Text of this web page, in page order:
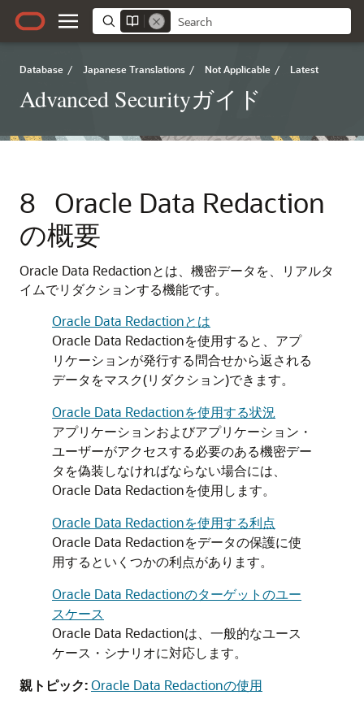
Database / Japanese Translations / Not Applicable / Latest
Advanced Securityガイド
8 Oracle Data Redaction
の概要
Oracle Data Redactionとは、機密データを、リアルタ
イムでリダクションする機能です。
Oracle Data Redactionとは
Oracle Data Redactionを使用すると、アプ
リケーションが発行する問合せから返される
データをマスク(リダクション)できます。
Oracle Data Redactionを使用する状況
アプリケーションおよびアプリケーション・
ユーザーがアクセスする必要のある機密デー
タを偽装しなければならない場合には、
Oracle Data Redactionを使用します。
Oracle Data Redactionを使用する利点
Oracle Data Redactionをデータの保護に使
用するといくつかの利点があります。
Oracle Data Redactionのターゲットのユー
スケース
Oracle Data Redactionは、一般的なユース
ケース・シナリオに対応します。
親トピック:Oracle Data Redactionの使用